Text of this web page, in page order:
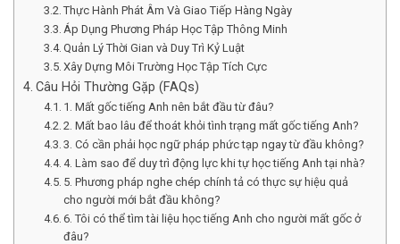
Thực Hành Phát Âm Và Giao Tiếp Hàng Ngày
Áp Dụng Phương Pháp Học Tập Thông Minh
Quản Lý Thời Gian và Duy Trì Kỷ Luật
Xây Dựng Môi Trường Học Tập Tích Cực
Câu Hỏi Thường Gặp (FAQs)
1. Mất gốc tiếng Anh nên bắt đầu từ đâu?
2. Mất bao lâu để thoát khỏi tình trạng mất gốc tiếng Anh?
3. Có cần phải học ngữ pháp phức tạp ngay từ đầu không?
4. Làm sao để duy trì động lực khi tự học tiếng Anh tại nhà?
5. Phương pháp nghe chép chính tả có thực sự hiệu quả
cho người mới bắt đầu không?
6. Tôi có thể tìm tài liệu học tiếng Anh cho người mất gốc ở
đâu?